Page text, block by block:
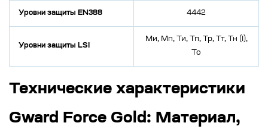
Уровни защиты EN388 4442
Уровни защиты LSI
Ми, Мп, Ти, Тп, Тр, Тт, Тн (I),
То
Технические характеристики
Gward Force Gold: Материал,